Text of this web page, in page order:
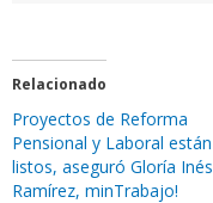
Relacionado
Proyectos de Reforma
Pensional y Laboral están
listos, aseguró Gloría Inés
Ramírez, minTrabajo!